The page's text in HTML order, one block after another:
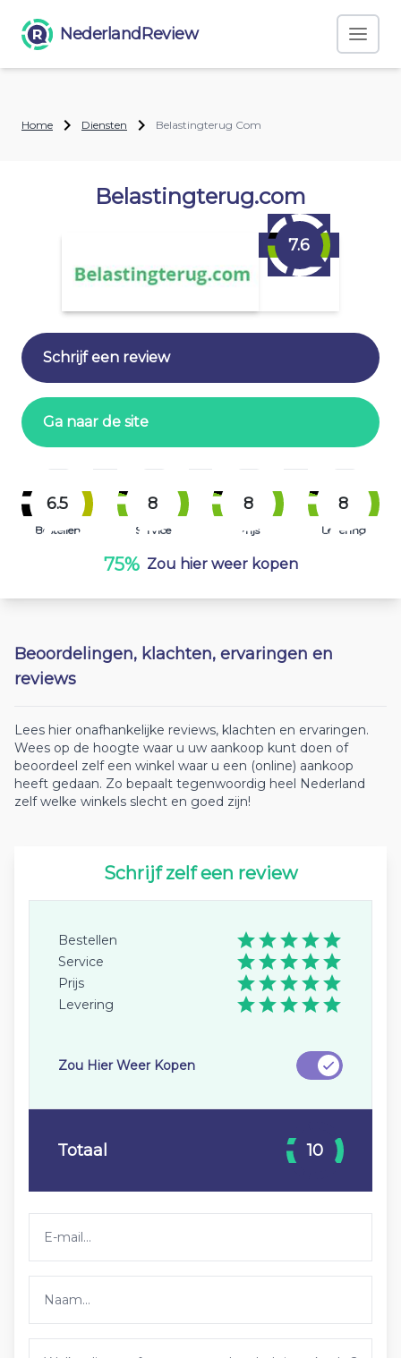
NederlandReview
Home Diensten Belastingterug Com
Belastingterug.com
7.6
Schrijf een review
Ga naar de site
6.5
Bestellen
8
Service
8
Prijs
8
Levering
75% Zou hier weer kopen
Beoordelingen, klachten, ervaringen en
reviews
Lees hier onafhankelijke reviews, klachten en ervaringen.
Wees op de hoogte waar u uw aankoop kunt doen of
beoordeel zelf een winkel waar u een (online) aankoop
heeft gedaan. Zo bepaalt tegenwoordig heel Nederland
zelf welke winkels slecht en goed zijn!
Schrijf zelf een review
Bestellen
Service
Prijs
Levering
Zou Hier Weer Kopen
Totaal 10